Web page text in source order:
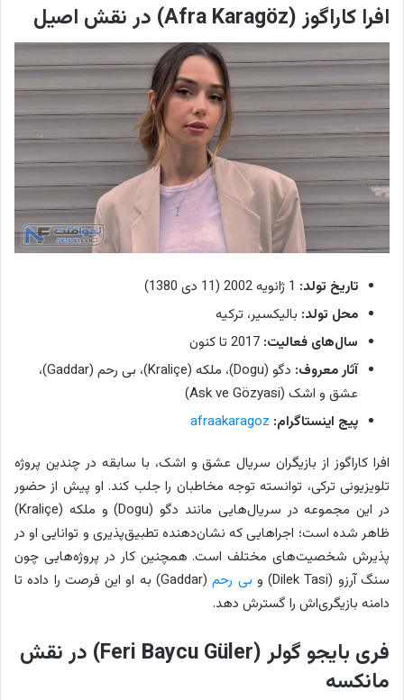
افرا کاراگوز (Afra Karagöz) در نقش اصیل
تاریخ تولد:
محل تولد: بالیکسیر، ترکیه
سال‌های فعالیت:
آثار معروف:
دگو (Dogu)، ملکه (Kraliçe)، بی رحم (Gaddar)،
عشق و اشک (Ask ve Gözyasi)
پیج اینستاگرام: afraakaragoz
افرا کاراگوز از بازیگران سریال عشق و اشک، با سابقه در چندین پروژه
تلویزیونی ترکی، توانسته توجه مخاطبان را جلب کند. او پیش از حضور
در این مجموعه در سریال‌هایی مانند دگو (Dogu) و ملکه (Kraliçe)
ظاهر شده است؛ اجراهایی که نشان‌دهنده تطبیق‌پذیری و توانایی او در
پذیرش شخصیت‌های مختلف است. همچنین کار در پروژه‌هایی چون
سنگ آرزو (Dilek Tasi) و
بی رحم
(Gaddar) به او این فرصت را داده تا
دامنه بازیگری‌اش را گسترش دهد.
فری بایجو گولر (Feri Baycu Güler) در نقش
مانکسه